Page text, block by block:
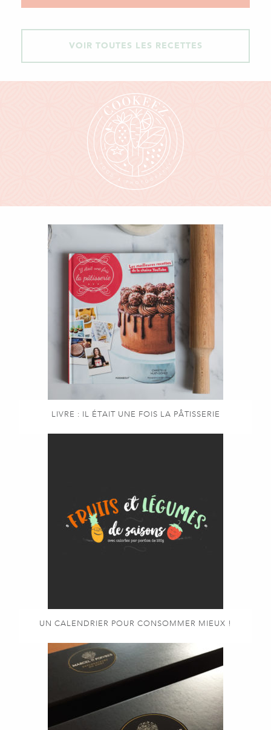
VOIR TOUTES LES RECETTES
LIVRE : IL ÉTAIT UNE FOIS LA PÂTISSERIE
UN CALENDRIER POUR CONSOMMER MIEUX !